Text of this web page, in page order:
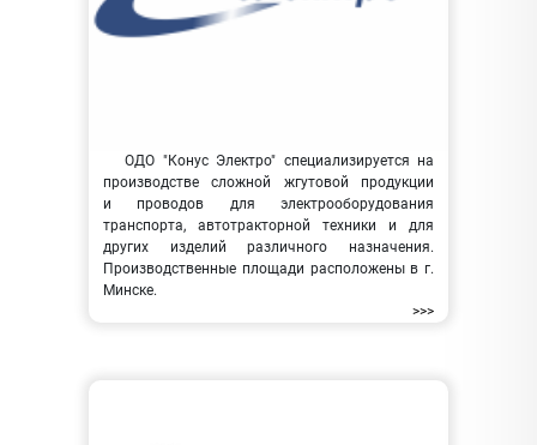
ОДО "Конус Электро" специализируется на
производстве сложной жгутовой продукции
и проводов для электрооборудования
транспорта, автотракторной техники и для
других изделий различного назначения.
Производственные площади расположены в г.
Минске.
>>>